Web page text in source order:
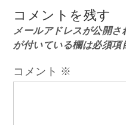
ナ
ビ
コメントを残す
メールアドレスが公開さ
が付いている欄は必須項
コメント ※